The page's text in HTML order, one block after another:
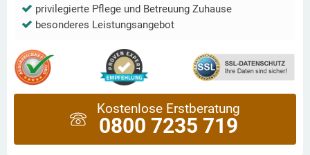
privilegierte Pflege und Betreuung Zuhause
besonderes Leistungsangebot
Kostenlose Erstberatung
0800 7235 719